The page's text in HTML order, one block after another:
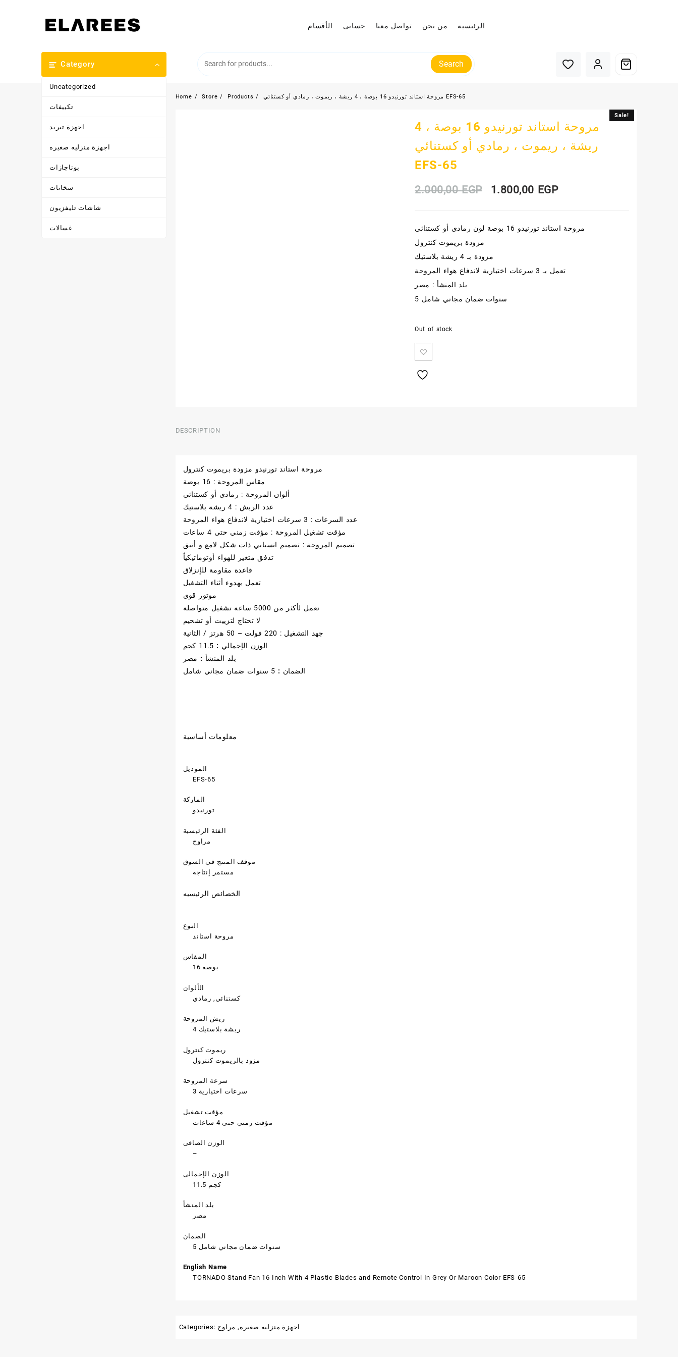
الأقسام حسابى تواصل معنا من نحن الرئيسيه
Category
Uncategorized
تكييفات
اجهزة تبريد
اجهزة منزليه صغيره
بوتاجازات
سخانات
شاشات تليفزيون
غسالات
Search
Home Store Products مروحة استاند تورنيدو 16 بوصة ، 4 ريشة ، ريموت ، رمادي أو كستنائي EFS-65
Sale!
مروحة استاند تورنيدو 16 بوصة ، 4
ريشة ، ريموت ، رمادي أو كستنائي
EFS-65
2.000,00EGP
Original
was:
1.800,00 EGPCurrent
is:
مروحة استاند تورنيدو 16 بوصة لون رمادي أو كستنائي
مزودة بريموت كنترول
مزودة بـ 4 ريشة بلاستيك
تعمل بـ 3 سرعات اختيارية لاندفاع هواء المروحة
بلد المنشأ : مصر
5 سنوات ضمان مجاني شامل
Out of stock
Sale!
DESCRIPTION
مروحة استاند تورنيدو مزودة بريموت كنترول
مقاس المروحة : 16 بوصة
ألوان المروحة : رمادي أو كستنائي
عدد الريش : 4 ريشة بلاستيك
عدد السرعات : 3 سرعات اختيارية لاندفاع هواء المروحة
مؤقت تشغيل المروحة : مؤقت زمني حتى 4 ساعات
تصميم المروحة : تصميم انسيابي ذات شكل لامع و أنيق
تدفق متغير للهواء أوتوماتيكياً
قاعدة مقاومة للإنزلاق
تعمل بهدوء أثناء التشغيل
موتور قوي
تعمل لأكثر من 5000 ساعة تشغيل متواصلة
لا تحتاج لتزييت أو تشحيم
جهد التشغيل : 220 فولت – 50 هرتز / الثانية
الوزن الإجمالي :
بلد المنشأ : مصر
الضمان :
معلومات أساسية
الموديل
EFS-65
الماركة
تورنيدو
الفئة الرئيسية
مراوح
موقف المنتج في السوق
مستمر إنتاجه
الخصائص الرئيسيه
النوع
مروحة استاند
المقاس
16 بوصة
الألوان
كستنائي, رمادي
ريش المروحة
4 ريشة بلاستيك
ريموت كنترول
مزود بالريموت كنترول
سرعة المروحة
3 سرعات اختيارية
مؤقت تشغيل
مؤقت زمني حتى 4 ساعات
الوزن الصافى
–
الوزن الإجمالى
11.5 كجم
بلد المنشأ
مصر
الضمان
5 سنوات ضمان مجاني شامل
English Name
TORNADO Stand Fan 16 Inch With 4 Plastic Blades and Remote Control In Grey Or Maroon Color EFS-65
Categories: اجهزة منزليه صغيره , مراوح